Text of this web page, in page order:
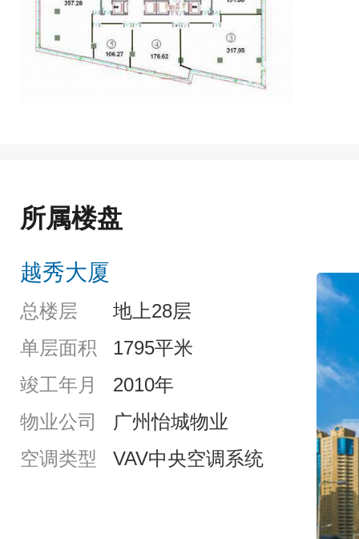
所属楼盘
越秀大厦
总楼层
地上28层
单层面积
1795平米
竣工年月
2010年
物业公司
广州怡城物业
空调类型
VAV中央空调系统